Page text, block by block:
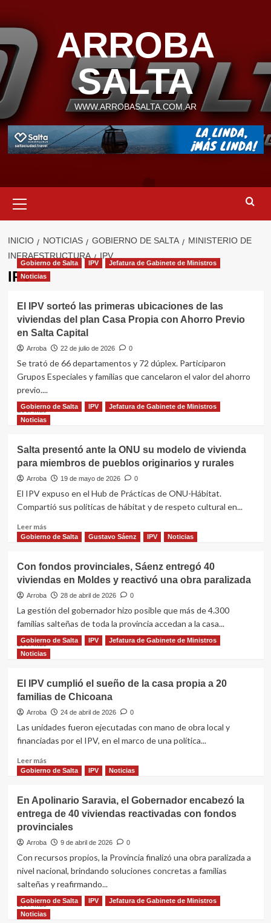
contenido
ARROBA
SALTA
WWW.ARROBASALTA.COM.AR
primario
INICIO NOTICIAS GOBIERNO DE SALTA
MINISTERIO DE
INFRAESTRUCTURA
IPV
IPV
Gobierno de Salta IPV
Jefatura de Gabinete de Ministros
Noticias
El IPV sorteó las primeras ubicaciones de las
viviendas del plan Casa Propia con Ahorro Previo
en Salta Capital
Arroba 22 de julio de 2026 0
Se trató de 66 departamentos y 72 dúplex. Participaron
Grupos Especiales y familias que cancelaron el valor del ahorro
previo....
Leer másLeer
más
IPV
sorteó
las
ubicaciones
de
viviendas
Casa
Propia
con
Previo
en
Salta
Capital
Gobierno de Salta IPV
Jefatura de Gabinete de Ministros
Noticias
Salta presentó ante la ONU su modelo de vivienda
para miembros de pueblos originarios y rurales
Arroba 19 de mayo de 2026 0
El IPV expuso en el Hub de Prácticas de ONU-Hábitat.
Compartió sus políticas de hábitat y de respeto cultural en...
Leer másLeer
más
presentó
ante
la
modelo
de
vivienda
de
pueblos
originarios
rurales
Gobierno de Salta Gustavo Sáenz IPV Noticias
Con fondos provinciales, Sáenz entregó 40
viviendas en Moldes y reactivó una obra paralizada
Arroba 28 de abril de 2026 0
La gestión del gobernador hizo posible que más de 4.300
familias salteñas de toda la provincia accedan a la casa...
Leer másLeer
más
fondos
provinciales,
Sáenz
viviendas
Moldes
una
obra
paralizada
Gobierno de Salta IPV
Jefatura de Gabinete de Ministros
Noticias
El IPV cumplió el sueño de la casa propia a 20
familias de Chicoana
Arroba 24 de abril de 2026 0
Las unidades fueron ejecutadas con mano de obra local y
financiadas por el IPV, en el marco de una política...
Leer másLeer
más
IPV
cumplió
el
sueño
la
casa
propia
a
20
familias
Gobierno de Salta IPV Noticias
En Apolinario Saravia, el Gobernador encabezó la
entrega de 40 viviendas reactivadas con fondos
provinciales
Arroba 9 de abril de 2026 0
Con recursos propios, la Provincia finalizó una obra paralizada a
nivel nacional, brindando soluciones concretas a familias
salteñas y reafirmando...
Leer másLeer
más
Gobierno de Salta IPV
Jefatura de Gabinete de Ministros
Noticias